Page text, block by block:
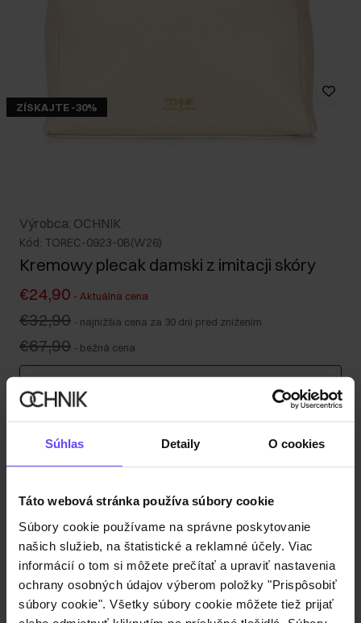
Súhlas Detaily O cookies
Táto webová stránka používa súbory cookie
Súbory cookie používame na správne poskytovanie
našich služieb, na štatistické a reklamné účely. Viac
informácií o tom si môžete prečítať a upraviť nastavenia
ochrany osobných údajov výberom položky "Prispôsobiť
súbory cookie". Všetky súbory cookie môžete tiež prijať
ZÍSKAJTE -30%
Výrobca: OCHNIK
Kód: TOREC-0923-0B(W26)
Kremowy plecak damski z imitacji skóry
€24,90 - Aktuálna cena
€32,90 - najnižšia cena za 30 dní pred znížením
€67,90 - bežná cena
Viac produktov = väčšia úspora!
Kúpte si minimálne 2 kusy z kategórie kabeliek, kufrov
alebo cestovných kozmetických taštičiek a získajte 30
% zľavu na druhý a každý ďalší kus! Kombinujte
ľubovoľne – zľava sa automaticky započítava v košíku.
Odoslanie do 1 pracovného dňa
Popis produktu
Detaily